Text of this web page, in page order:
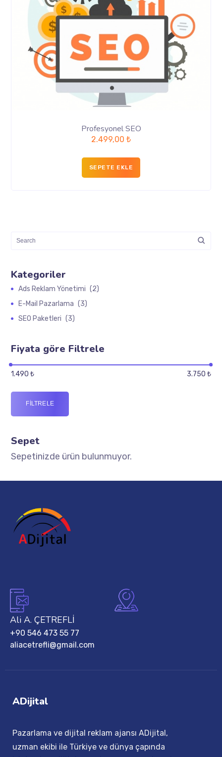
Profesyonel SEO
2.499,00 ₺
SEPETE EKLE
Kategoriler
Ads Reklam Yönetimi (2)
E-Mail Pazarlama (3)
SEO Paketleri (3)
Fiyata göre Filtrele
FILTRELE
1.490 ₺ 3.750 ₺
Sepet
Sepetinizde ürün bulunmuyor.
Ali A. ÇETREFLİ
+90 546 473 55 77
aliacetrefli@gmail.com
ADijital
Pazarlama ve dijital reklam ajansı ADijital,
uzman ekibi ile Türkiye ve dünya çapında